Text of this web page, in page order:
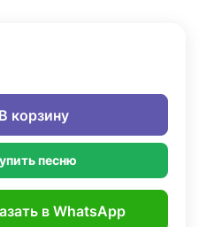
В корзину
песню
в WhatsApp